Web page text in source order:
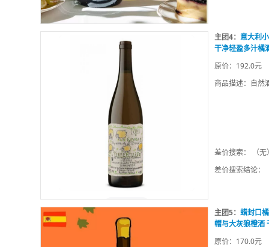
主团4： 意大利
干净轻盈多汁橘
原价：192.0元
商品描述：自然
差价搜索： （无
差价搜索结论：
主团5： 蜡封口
帽与大灰狼橙酒
原价：170.0元